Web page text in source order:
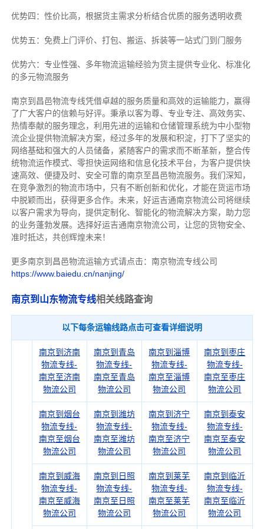
优势四：性价比高，根据货主需求分析结合优质的服务透明收费
优势五：免费上门评价、打包、搬运、拆装等一站式门到门服务
优势六：专业性强、多年物流运输经验为货主提供专业化、标准化
的多元物流服务
南京到昌邑物流专线凭借卓越的服务质量和高效的运输能力，赢得
了广大客户的信赖与好评。 秉承以客为尊、专业专注、高效务实、
热情奉献的服务理念，利用先进的运输和仓储管理系统为中小型物
流企业提供物流解决方案，经过多年的发展和积淀，打下了坚实的
网络基础和强大的人员储备，紧随客户的需求而不断革新，整合传
统物流运作模式、零担快运网络和信息化技术平台，为客户提供快
速高效、便捷及时、安全可靠的南京至昌邑物流服务。 我们深知，
在竞争激烈的物流市场中，只有不断创新和优化，才能在货运市场
中脱颖而出，获得更多合作。 未来，好运吉通南京物流公司将继续
以客户需求为导向，提供定制化、智能化的物流解决方案，助力您
的业务蓬勃发展。选择好运吉通南京物流公司，让您的货物安全、
准时抵达，共创辉煌未来！
更多南京到昌邑物流运输方式请点击：南京物流专线公司
https://www.baiedu.cn/nanjing/
南京到山东物流专线相关线路查询
以下每条运输线路点击可查看详细说明
南京到济南
物流专线-
南京至济南
物流公司
南京到青岛
物流专线-
南京至青岛
物流公司
南京到淄博
物流专线-
南京至淄博
物流公司
南京到枣庄
物流专线-
南京至枣庄
物流公司
南京到烟台
物流专线-
南京至烟台
物流公司
南京到潍坊
物流专线-
南京至潍坊
物流公司
南京到济宁
物流专线-
南京至济宁
物流公司
南京到泰安
物流专线-
南京至泰安
物流公司
南京到威海
物流专线-
南京至威海
物流公司
南京到日照
物流专线-
南京至日照
物流公司
南京到莱芜
物流专线-
南京至莱芜
物流公司
南京到临沂
物流专线-
南京至临沂
物流公司